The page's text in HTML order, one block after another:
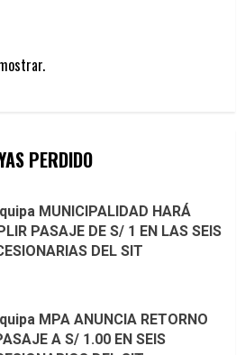
PERDIDO
MUNICIPALIDAD HARÁ
PASAJE DE S/ 1 EN LAS SEIS
DEL SIT
MPA ANUNCIA RETORNO
A S/ 1.00 EN SEIS